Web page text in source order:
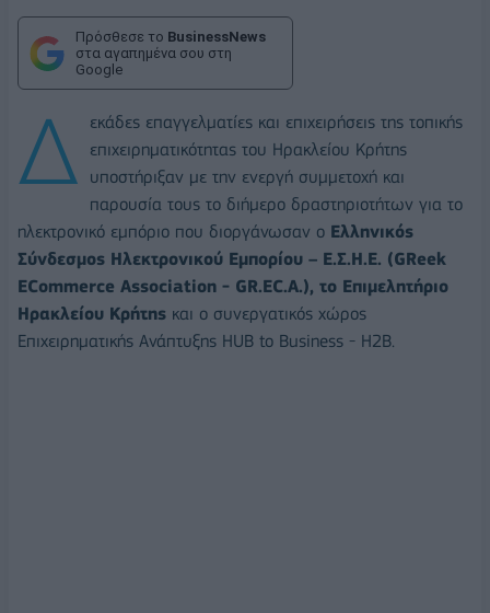
Πρόσθεσε το BusinessNews
στα αγαπημένα σου στη
Google
Δ
εκάδες επαγγελματίες και επιχειρήσεις της τοπικής
επιχειρηματικότητας του Ηρακλείου Κρήτης
υποστήριξαν με την ενεργή συμμετοχή και
παρουσία τους το διήμερο δραστηριοτήτων για το
ηλεκτρονικό εμπόριο που διοργάνωσαν ο Ελληνικός
Σύνδεσμος Ηλεκτρονικού Εμπορίου – Ε.Σ.Η.Ε. (GReek
ECommerce Association - GR.EC.A.), το Επιμελητήριο
Ηρακλείου Κρήτης και ο συνεργατικός χώρος
Επιχειρηματικής Ανάπτυξης HUB to Business - H2B.